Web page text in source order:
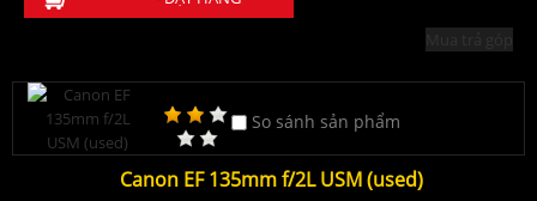
So sánh sản phẩm
Canon EF 135mm f/2L USM (used)